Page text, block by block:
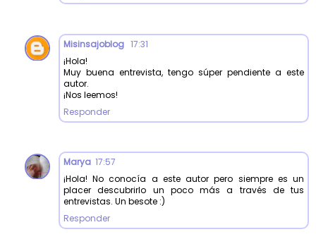
Misinsajoblog 17:31
¡Hola!
Muy buena entrevista, tengo súper pendiente a este
autor.
¡Nos leemos!
Responder
Marya 17:57
¡Hola! No conocía a este autor pero siempre es un
placer descubrirlo un poco más a través de tus
entrevistas. Un besote :)
Responder